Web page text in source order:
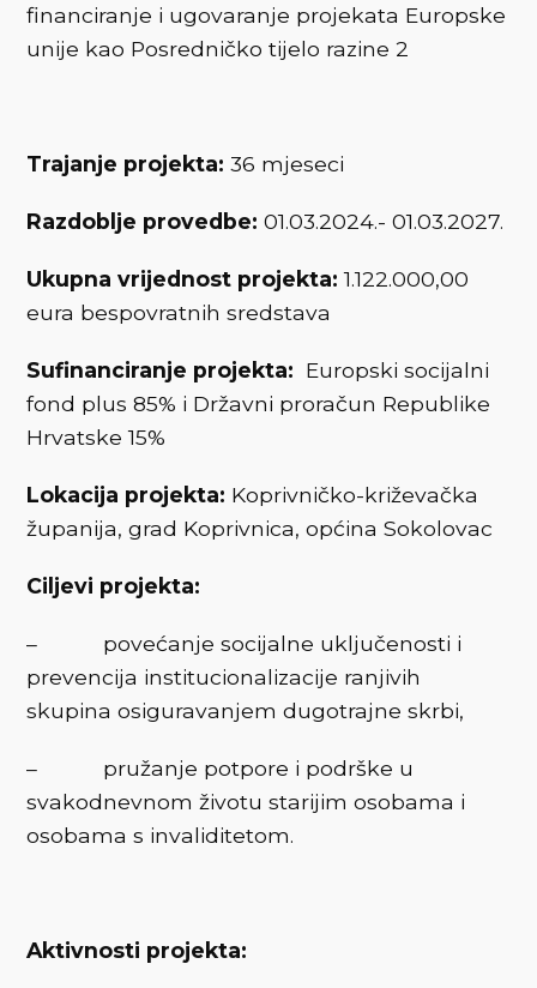
financiranje i ugovaranje projekata Europske
unije kao Posredničko tijelo razine 2
Trajanje projekta: 36 mjeseci
Razdoblje provedbe: 01.03.2024.- 01.03.2027.
Ukupna vrijednost projekta: 1.122.000,00
eura bespovratnih sredstava
Sufinanciranje projekta: Europski socijalni
fond plus 85% i Državni proračun Republike
Hrvatske 15%
Lokacija projekta: Koprivničko-križevačka
županija, grad Koprivnica, općina Sokolovac
Ciljevi projekta:
– povećanje socijalne uključenosti i
prevencija institucionalizacije ranjivih
skupina osiguravanjem dugotrajne skrbi,
– pružanje potpore i podrške u
svakodnevnom životu starijim osobama i
osobama s invaliditetom.
Aktivnosti projekta: